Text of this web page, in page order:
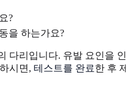
?
을 하는가요?
리입니다. 유발 요인을
시면, 테스트를 완료한 후